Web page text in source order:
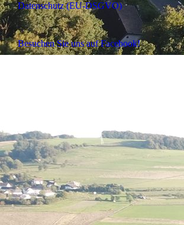
Datenschutz (EU-DSGVO)
Besuchen Sie uns auf Facebook!